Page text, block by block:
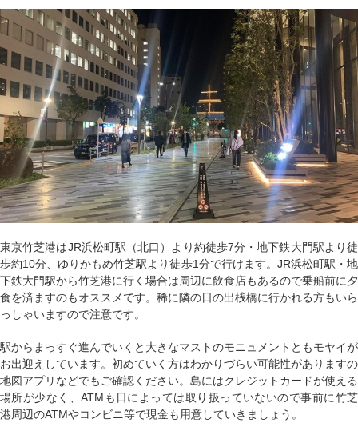
東京竹芝港はJR浜松町駅（北口）より約徒歩7分・地下鉄大門駅より徒
歩約10分、ゆりかもめ竹芝駅より徒歩1分で行けます。JR浜松町駅・地
下鉄大門駅から竹芝港に行く場合は周辺に飲食店もあるので乗船前に夕
食を済ますのもオススメです。稀に隣の日の出桟橋に行かれる方もいら
っしゃいますので注意です。
駅からまっすぐ進んでいくと大きなマストのモニュメントともモヤイが
お出迎えしています。初めていく方はわかりづらい可能性がありますの
地図アプリなどでもご確認ください。島にはクレジットカードが使える
場所が少なく、ATMも日によっては取り扱っていないので事前に竹芝
港周辺のATMやコンビニ等で現金も用意していきましょう。